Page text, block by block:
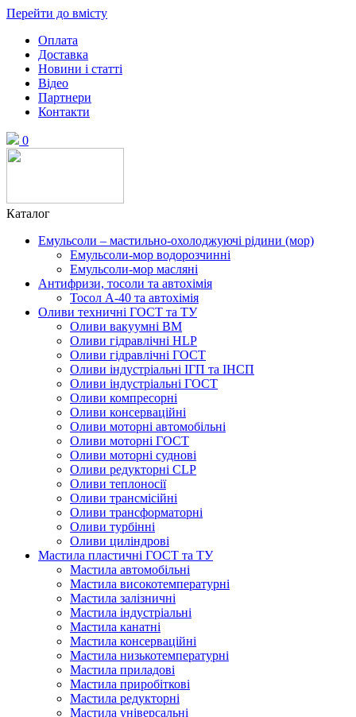
Перейти до вмісту
Оплата
Доставка
Новини і статті
Відео
Партнери
Контакти
0
Каталог
Емульсоли – мастильно-охолоджуючі рідини (мор)
Емульсоли-мор водорозчинні
Емульсоли-мор масляні
Антифризи, тосоли та автохімія
Тосол А-40 та автохімія
Оливи техничні ГОСТ та ТУ
Оливи вакуумні ВМ
Оливи гідравлічні HLP
Оливи гідравлічні ГОСТ
Оливи індустріальні ІГП та ІНСП
Оливи індустріальні ГОСТ
Оливи компресорні
Оливи консерваційні
Оливи моторні автомобільні
Оливи моторні ГОСТ
Оливи моторні суднові
Оливи редукторні CLP
Оливи теплоносії
Оливи трансмісійні
Оливи трансформаторні
Оливи турбінні
Оливи циліндрові
Мастила пластичні ГОСТ та ТУ
Мастила автомобільні
Мастила високотемпературні
Мастила залізничні
Мастила індустріальні
Мастила канатні
Мастила консерваційні
Мастила низькотемпературні
Мастила приладові
Мастила приробіткові
Мастила редукторні
Мастила універсальні